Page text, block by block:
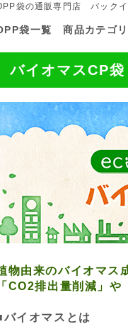
袋の通販専門店 パックイ
袋一覧 商品カテゴ
バイオマスCP袋
物由来のバイオマス
「CO2排出量削減」や
バイオマスとは